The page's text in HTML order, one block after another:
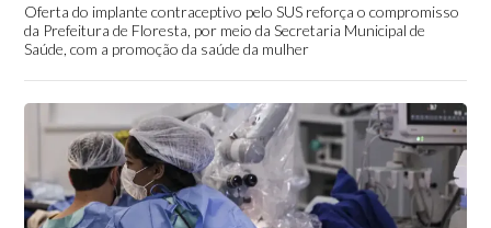
Oferta do implante contraceptivo pelo SUS reforça o compromisso
da Prefeitura de Floresta, por meio da Secretaria Municipal de
Saúde, com a promoção da saúde da mulher